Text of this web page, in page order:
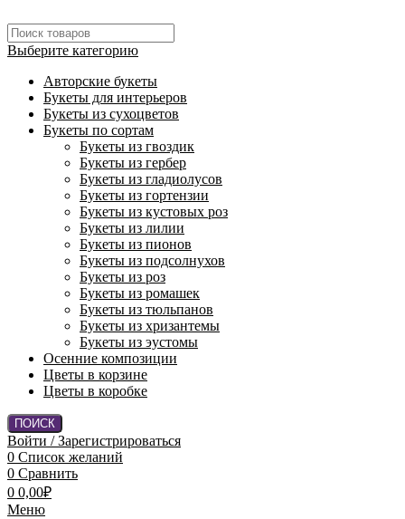
Выберите категорию
Авторские букеты
Букеты для интерьеров
Букеты из сухоцветов
Букеты по сортам
Букеты из гвоздик
Букеты из гербер
Букеты из гладиолусов
Букеты из гортензии
Букеты из кустовых роз
Букеты из лилии
Букеты из пионов
Букеты из подсолнухов
Букеты из роз
Букеты из ромашек
Букеты из тюльпанов
Букеты из хризантемы
Букеты из эустомы
Осенние композиции
Цветы в корзине
Цветы в коробке
ПОИСК
Войти / Зарегистрироваться
0 Список желаний
0 Сравнить
0 0,00₽
Меню